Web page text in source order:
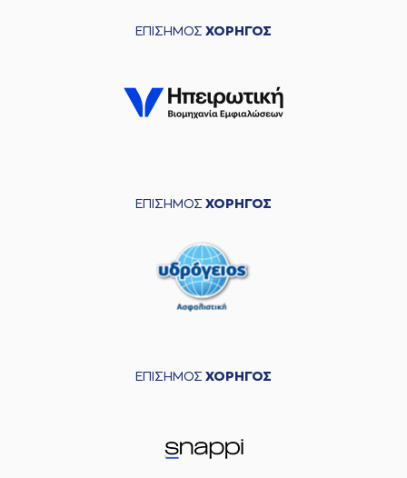
ΕΠΙΣΗΜΟΣ ΧΟΡΗΓΟΣ
ΕΠΙΣΗΜΟΣ ΧΟΡΗΓΟΣ
ΕΠΙΣΗΜΟΣ ΧΟΡΗΓΟΣ